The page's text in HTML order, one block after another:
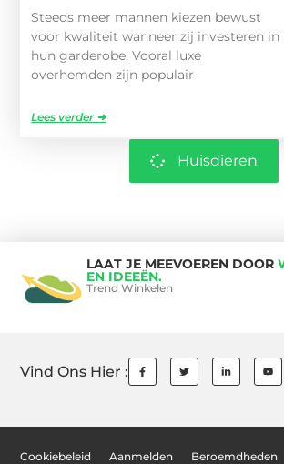
Steeds meer mannen kiezen bewust
voor kwaliteit wanneer zij investeren in
hun garderobe. Vooral luxe
overhemden zijn populair
Lees verder ➜
Huisdieren
LAAT JE MEEVOEREN DOOR
EN IDEEËN.
Trend Winkelen
Vind Ons Hier :
Cookiebeleid Aanmelden Beroemdheden